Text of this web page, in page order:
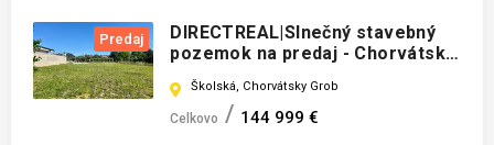
Predaj
DIRECTREAL|Slnečný stavebný
pozemok na predaj - Chorvátsky
Školská, Chorvátsky Grob
Celkovo 144 999 €